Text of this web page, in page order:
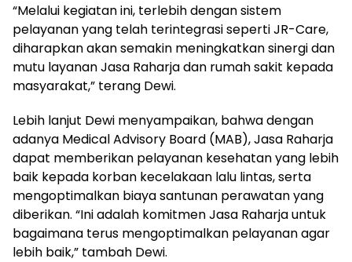
“Melalui kegiatan ini, terlebih dengan sistem
pelayanan yang telah terintegrasi seperti JR-Care,
diharapkan akan semakin meningkatkan sinergi dan
mutu layanan Jasa Raharja dan rumah sakit kepada
masyarakat,” terang Dewi.
Lebih lanjut Dewi menyampaikan, bahwa dengan
adanya Medical Advisory Board (MAB), Jasa Raharja
dapat memberikan pelayanan kesehatan yang lebih
baik kepada korban kecelakaan lalu lintas, serta
mengoptimalkan biaya santunan perawatan yang
diberikan. “Ini adalah komitmen Jasa Raharja untuk
bagaimana terus mengoptimalkan pelayanan agar
lebih baik,” tambah Dewi.